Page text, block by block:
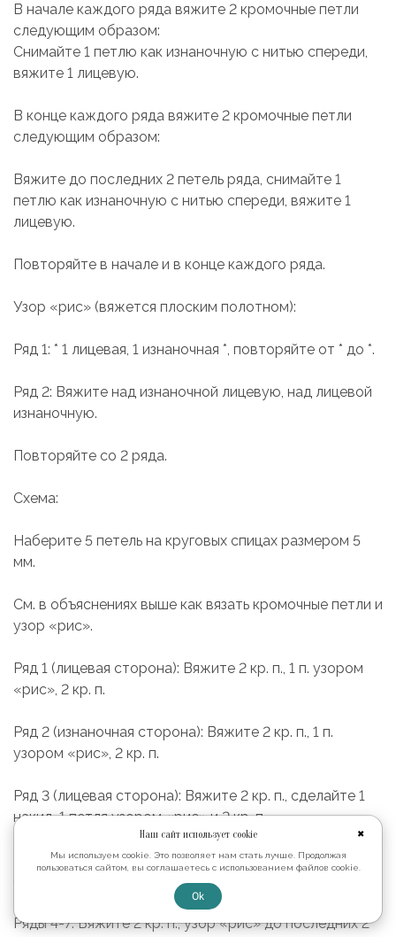
В начале каждого ряда вяжите 2 кромочные петли
следующим образом:
Снимайте 1 петлю как изнаночную с нитью спереди,
вяжите 1 лицевую.
В конце каждого ряда вяжите 2 кромочные петли
следующим образом:
Вяжите до последних 2 петель ряда, снимайте 1
петлю как изнаночную с нитью спереди, вяжите 1
лицевую.
Повторяйте в начале и в конце каждого ряда.
Узор «рис» (вяжется плоским полотном):
Ряд 1: * 1 лицевая, 1 изнаночная *, повторяйте от * до *.
Ряд 2: Вяжите над изнаночной лицевую, над лицевой
изнаночную.
Повторяйте со 2 ряда.
Схема:
Наберите 5 петель на круговых спицах размером 5
мм.
См. в объяснениях выше как вязать кромочные петли и
узор «рис».
Ряд 1 (лицевая сторона): Вяжите 2 кр. п., 1 п. узором
«рис», 2 кр. п.
Ряд 2 (изнаночная сторона): Вяжите 2 кр. п., 1 п.
узором «рис», 2 кр. п.
Ряд 3 (лицевая сторона): Вяжите 2 кр. п., сделайте 1
накид, 1 петля узором «рис» и 2 кр. п.
Накид вяжите скрученным в узоре «рис» в
следующем ряду - так в вязании не будет дырок.
Ряды 4-7: Вяжите 2 кр. п., узор «рис» до последних 2
✖
Наш сайт использует cookie
Мы используем cookie. Это позволяет нам стать лучше. Продолжая
пользоваться сайтом, вы соглашаетесь с использованием файлов cookie.
Ok